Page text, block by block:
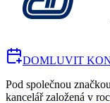
DOMLUVIT
Pod společnou značkou
kancelář založená v